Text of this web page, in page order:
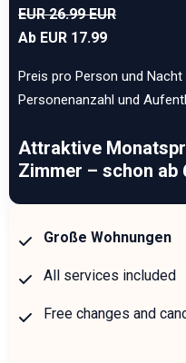
EUR 26.99 EUR
Ab EUR 17.99
Preis pro Person und Nacht
Personenanzahl und
Attraktive
Zimmer – schon ab
Große Wohnungen
All services included
Free changes and